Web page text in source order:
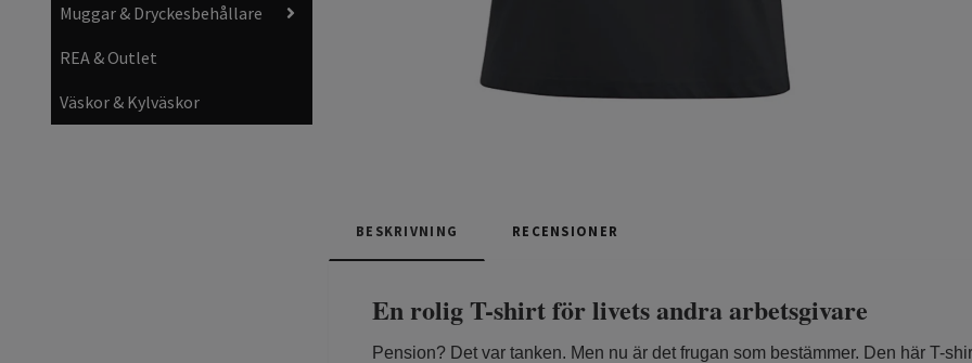
Muggar & Dryckesbehållare
REA & Outlet
Väskor & Kylväskor
BESKRIVNING RECENSIONER
En rolig T-shirt för livets andra arbetsgivare
Pension? Det var tanken. Men nu är det frugan som bestämmer. Den här T-